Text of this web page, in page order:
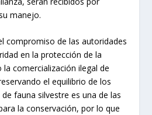
manejo.
compromiso de las autoridades
en la protección de la
comercialización ilegal de
el equilibrio de los
fauna silvestre es una de las
la conservación, por lo que